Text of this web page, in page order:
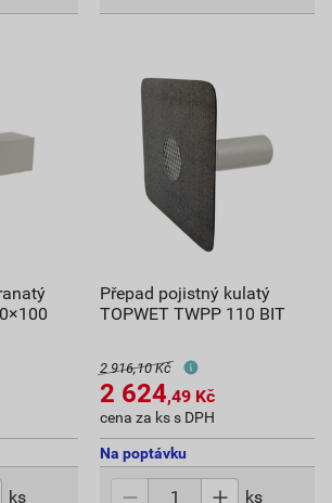
ks
Přepad pojistný kulatý
TOPWET TWPP 110 BIT
2 916,10 Kč
2 624,49 Kč
cena za ks s DPH
Na poptávku
ks